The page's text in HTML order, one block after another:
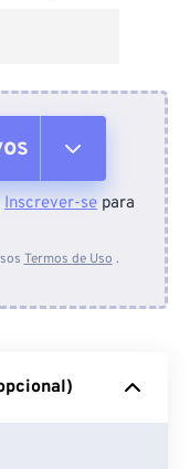
Inscrever-se para
Termos de Uso .